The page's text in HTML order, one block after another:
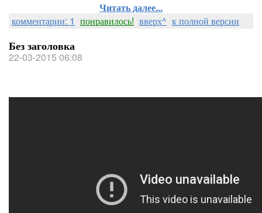
Читать далее...
комментарии: 1 понравилось! вверх^ к полной версии
Без заголовка
22-03-2015 06:08